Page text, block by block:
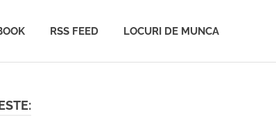
RSS FEED LOCURI DE MUNCA